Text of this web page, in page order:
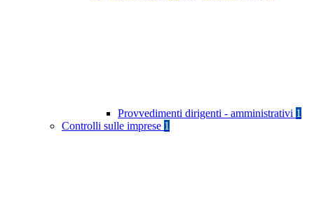
Provvedimenti dirigenti - amministrativi 1
Controlli sulle imprese 1